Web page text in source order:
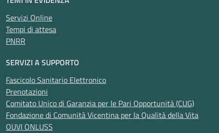
Servizi Online
Tempi di attesa
PNRR
SERVIZI A SUPPORTO
Fascicolo Sanitario Elettronico
Prenotazioni
Comitato Unico di Garanzia per le Pari Opportunità (CUG)
Fondazione di Comunità Vicentina per la Qualità della Vita
OUVI ONLUSS